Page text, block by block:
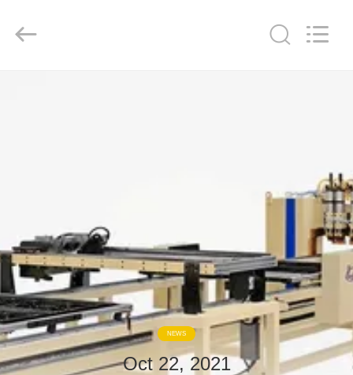
ПУТЕШЕСТВИЕ
ФАБРИКИ
ПРОВЕРКА
КАЧЕСТВА
INC..
NEWS
Oct 22, 2021